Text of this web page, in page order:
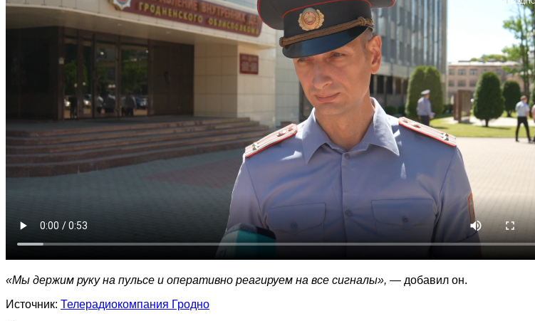
«Мы держим руку на пульсе и оперативно реагируем на все сигналы», — добавил он.
Источник: Телерадиокомпания Гродно